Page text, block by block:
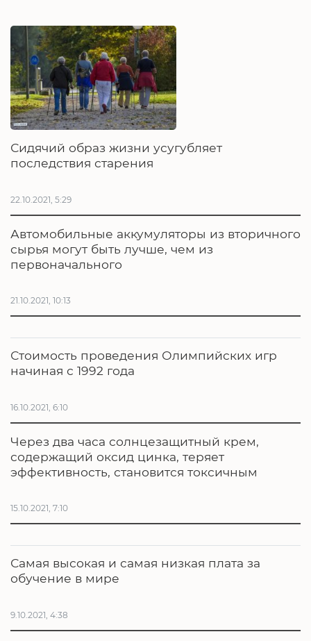
Сидячий образ жизни усугубляет
последствия старения
22.10.2021, 5:29
Автомобильные аккумуляторы из вторичного
сырья могут быть лучше, чем из
первоначального
21.10.2021, 10:13
Стоимость проведения Олимпийских игр
начиная с 1992 года
16.10.2021, 6:10
Через два часа солнцезащитный крем,
содержащий оксид цинка, теряет
эффективность, становится токсичным
15.10.2021, 7:10
Самая высокая и самая низкая плата за
обучение в мире
9.10.2021, 4:38